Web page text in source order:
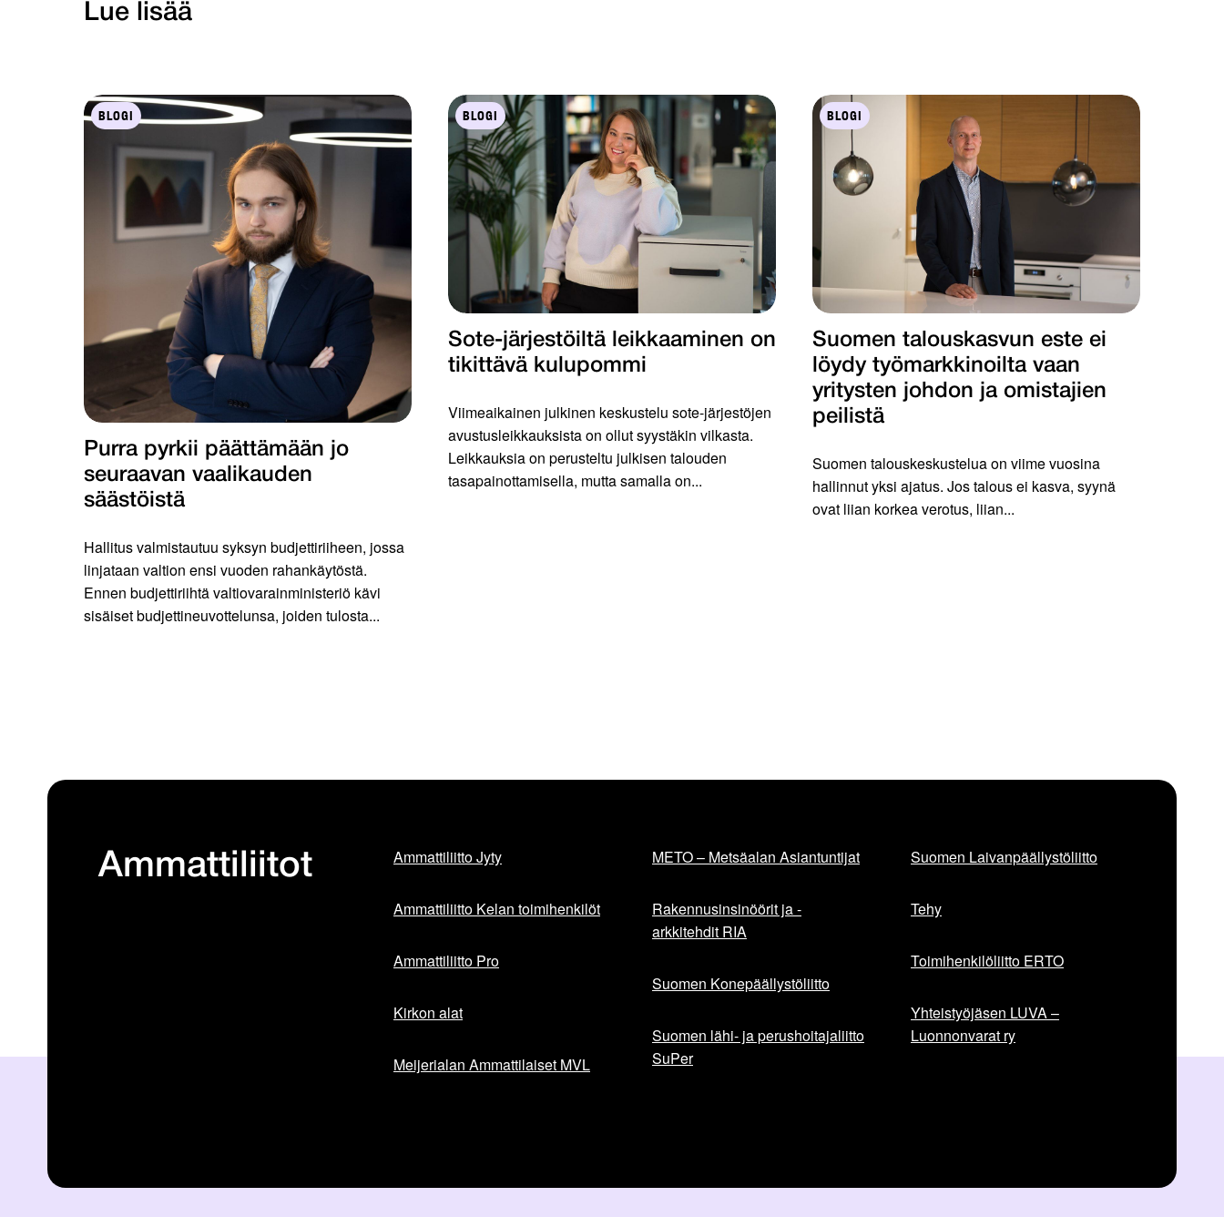
Lue lisää
BLOGI
Purra pyrkii päättämään jo
seuraavan vaalikauden
säästöistä
Hallitus valmistautuu syksyn budjettiriiheen, jossa
linjataan valtion ensi vuoden rahankäytöstä.
Ennen budjettiriihtä valtiovarainministeriö kävi
sisäiset budjettineuvottelunsa, joiden tulosta...
BLOGI
Sote-järjestöiltä leikkaaminen on
tikittävä kulupommi
Viimeaikainen julkinen keskustelu sote-järjestöjen
avustusleikkauksista on ollut syystäkin vilkasta.
Leikkauksia on perusteltu julkisen talouden
tasapainottamisella, mutta samalla on...
BLOGI
Suomen talouskasvun este ei
löydy työmarkkinoilta vaan
yritysten johdon ja omistajien
peilistä
Suomen talouskeskustelua on viime vuosina
hallinnut yksi ajatus. Jos talous ei kasva, syynä
ovat liian korkea verotus, liian...
Ammattiliitot Ammattiliitto Jyty
Ammattiliitto Kelan toimihenkilöt
Ammattiliitto Pro
Kirkon alat
Meijerialan Ammattilaiset MVL
METO – Metsäalan Asiantuntijat
Rakennusinsinöörit ja -
arkkitehdit RIA
Suomen Konepäällystöliitto
Suomen lähi- ja perushoitajaliitto
SuPer
Suomen Laivanpäällystöliitto
Tehy
Toimihenkilöliitto ERTO
Yhteistyöjäsen LUVA –
Luonnonvarat ry